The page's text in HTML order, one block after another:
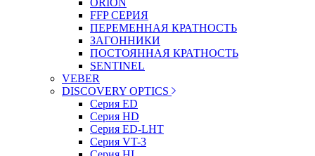
ORION
FFP СЕРИЯ
ПЕРЕМЕННАЯ КРАТНОСТЬ
ЗАГОННИКИ
ПОСТОЯННАЯ КРАТНОСТЬ
SENTINEL
VEBER
DISCOVERY OPTICS
Серия ED
Серия HD
Серия ED-LHT
Серия VT-3